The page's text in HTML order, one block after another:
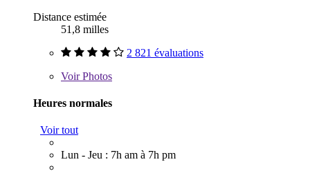
Distance estimée
51,8 milles
2 821 évaluations
VoirPhotos
Heures normales
Voir tout
Lun - Jeu : 7h am à 7h pm